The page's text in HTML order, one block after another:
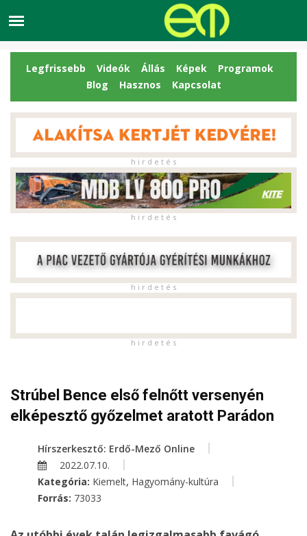
Legfrissebb Videók Állás Képek
Programok
Blog
Hasznos Kapcsolat
h i r d e t é s
h i r d e t é s
h i r d e t é s
h i r d e t é s
Strúbel Bence első felnőtt versenyén
elképesztő győzelmet aratott Parádon
Hírszerkesztő: Erdő-Mező Online
2022.07.10.
Kategória: Kiemelt, Hagyomány-kultúra
Forrás: 73033